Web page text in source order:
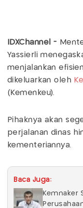
IDXChannel -
Yassierli
menjalankan
dikeluarkan oleh
(Kemenkeu).
Pihaknya akan
perjalanan dinas
kementeriannya.
Baca Juga:
Kemnaker